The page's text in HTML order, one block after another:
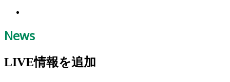
News
LIVE情報を追加